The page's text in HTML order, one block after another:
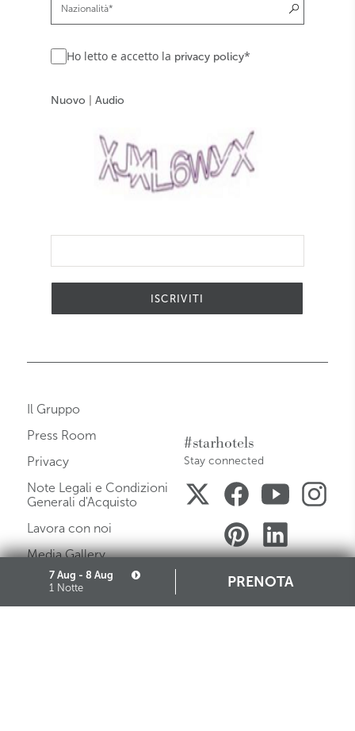
Ho letto e accetto la privacy policy*
Nuovo Audio
ISCRIVITI
#starhotels
Stay connected
Il Gruppo
Press Room
Privacy
Note Legali e Condizioni
Generali d'Acquisto
Lavora con noi
Media Gallery
Mappa del Sito
Governance
7 Aug - 8 Aug
1 Notte PRENOTA